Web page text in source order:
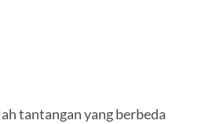
tantangan yang berbeda